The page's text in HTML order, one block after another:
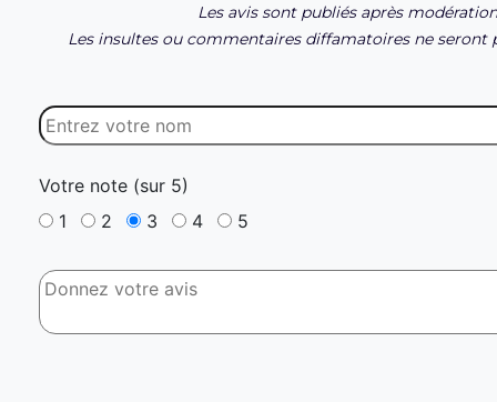
Les avis sont publiés après
Les insultes ou commentaires diffamatoires ne seront
Votre note (sur 5)
1
2 3 4 5